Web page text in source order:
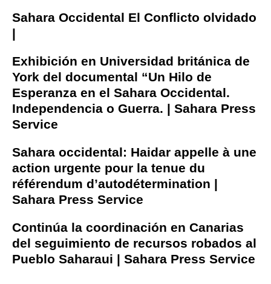
Sahara Occidental El Conflicto olvidado
|
Exhibición en Universidad británica de
York del documental “Un Hilo de
Esperanza en el Sahara Occidental.
Independencia o Guerra. | Sahara Press
Service
Sahara occidental: Haidar appelle à une
action urgente pour la tenue du
référendum d’autodétermination |
Sahara Press Service
Continúa la coordinación en Canarias
del seguimiento de recursos robados al
Pueblo Saharaui | Sahara Press Service